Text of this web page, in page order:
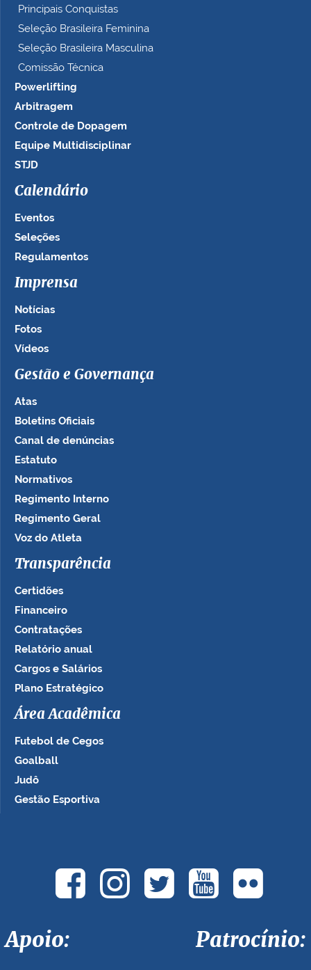
Principais Conquistas
Seleção Brasileira Feminina
Seleção Brasileira Masculina
Comissão Técnica
Powerlifting
Arbitragem
Controle de Dopagem
Equipe Multidisciplinar
STJD
Calendário
Eventos
Seleções
Regulamentos
Imprensa
Notícias
Fotos
Vídeos
Gestão e Governança
Atas
Boletins Oficiais
Canal de denúncias
Estatuto
Normativos
Regimento Interno
Regimento Geral
Voz do Atleta
Transparência
Certidões
Financeiro
Contratações
Relatório anual
Cargos e Salários
Plano Estratégico
Área Acadêmica
Futebol de Cegos
Goalball
Judô
Gestão Esportiva
Apoio: Patrocínio: